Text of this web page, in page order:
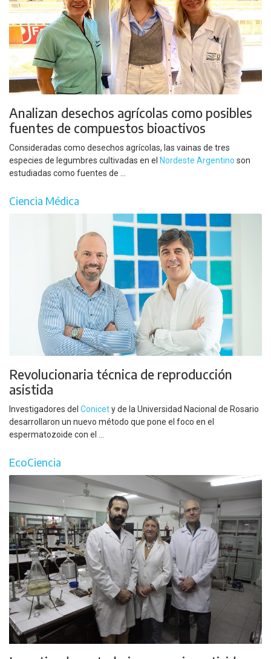
Analizan desechos agrícolas como posibles
fuentes de compuestos bioactivos
Consideradas como desechos agrícolas, las vainas de tres
especies de legumbres cultivadas en el Nordeste Argentino son
estudiadas como fuentes de ...
Ciencia Médica
Revolucionaria técnica de reproducción
asistida
Investigadores del Conicety de la Universidad Nacional de Rosario
desarrollaron un nuevo método que pone el foco en el
espermatozoide con el ...
EcoCiencia